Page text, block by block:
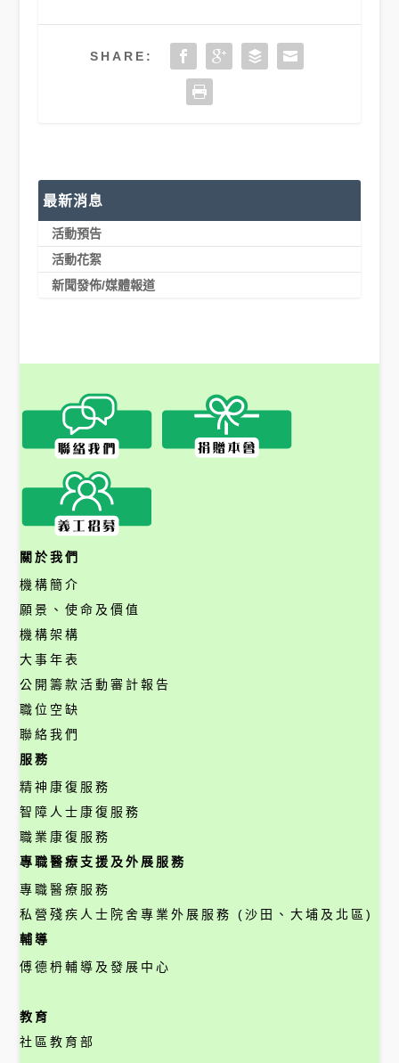
SHARE:
最新消息
活動預告
活動花絮
新聞發佈/媒體報道
關於我們
機構簡介
願景、使命及價值
機構架構
大事年表
公開籌款活動審計報告
職位空缺
聯絡我們
服務
精神康復服務
智障人士康復服務
職業康復服務
專職醫療支援及外展服務
專職醫療服務
私營殘疾人士院舍專業外展服務 (沙田、大埔及北區)
輔導
傅德枬輔導及發展中心
教育
社區教育部